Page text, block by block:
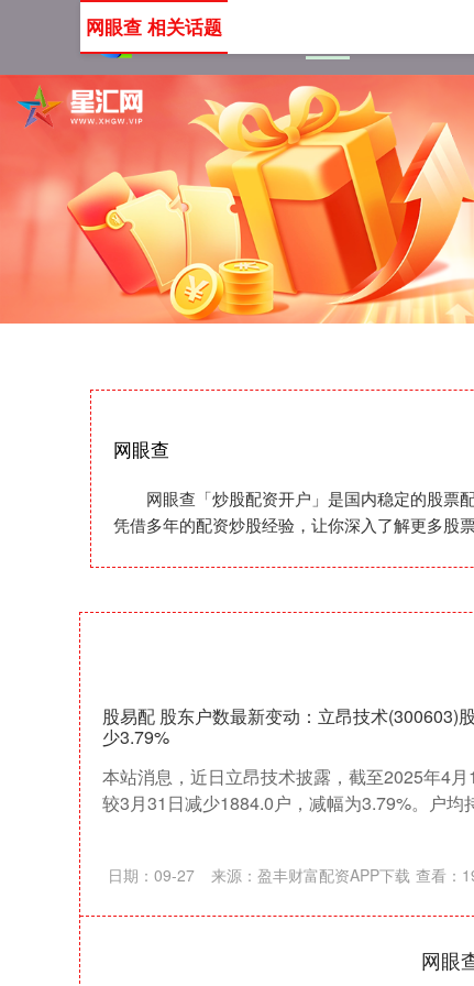
网眼查
网眼查「炒股配资开户」是国内稳定的股票
凭借多年的配资炒股经验，让你深入了解更多股票
网眼查 相关话题
股易配 股东户数最新变动：立昂技术(300603)
少3.79%
本站消息，近日立昂技术披露，截至2025年4月
较3月31日减少1884.0户，减幅为3.79%。户均
日期：09-27 来源：盈丰财富配资APP下载 查看：
网眼